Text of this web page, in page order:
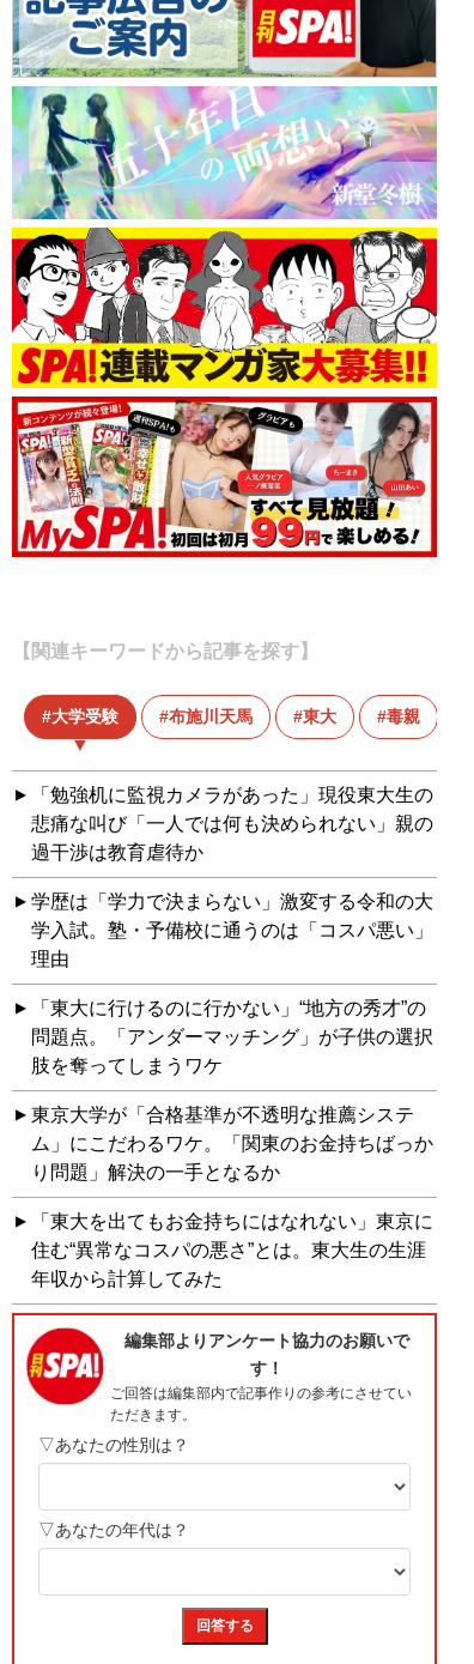
【関連キーワードから記事を探す】
大学受験 布施川天馬 東大 毒親
「勉強机に監視カメラがあった」現役東大生の
悲痛な叫び「一人では何も決められない」親の
過干渉は教育虐待か
学歴は「学力で決まらない」激変する令和の大
学入試。塾・予備校に通うのは「コスパ悪い」
理由
「東大に行けるのに行かない」“地方の秀才”の
問題点。「アンダーマッチング」が子供の選択
肢を奪ってしまうワケ
東京大学が「合格基準が不透明な推薦システ
ム」にこだわるワケ。「関東のお金持ちばっか
り問題」解決の一手となるか
「東大を出てもお金持ちにはなれない」東京に
住む“異常なコスパの悪さ”とは。東大生の生涯
年収から計算してみた